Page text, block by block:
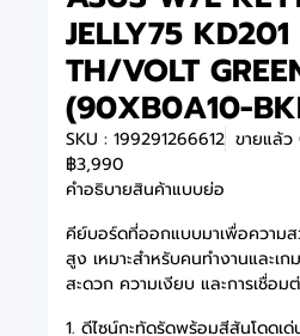
JELLY75
TH/VOLT
(90XB0A10-
SKU : 199291266612 ขายแล้ว
฿3,990
คำอธิบายสินค้าแบบย่อ
คีย์บอร์ดที่ออกแบบมาเพื่อความ
สูง เหมาะสำหรับคนทำงานและเ
สะดวก ความเงียบ และการเชื่อ
1. ดีไซน์กะทัดรัดพร้อมสีสันโดด